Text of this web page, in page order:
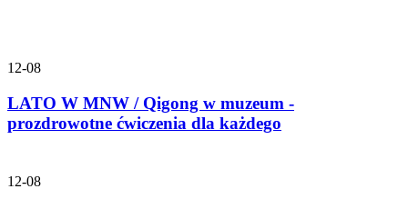
12-08
LATO W MNW / Qigong w muzeum -
prozdrowotne ćwiczenia dla każdego
12-08